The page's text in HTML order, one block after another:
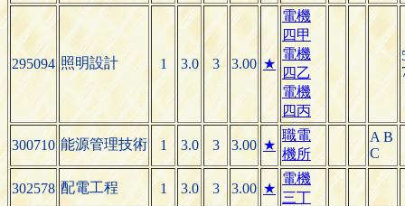
295094 照明設計 1 3.0 3 3.00 ★
電機
四甲
電機
四乙
電機
四丙
300710 能源管理技術 1 3.0 3 3.00 ★
職電
機所
A B
C
302578 配電工程 1 3.0 3 3.00 ★
電機
三丁